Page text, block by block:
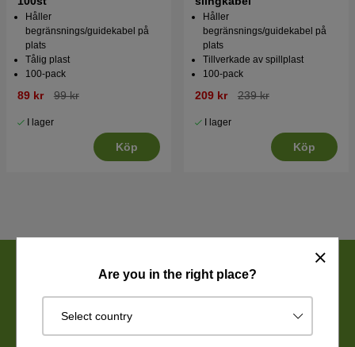
Are you in the right place?
Select country
Håller
begränsnings/guidekabel på
plats
Tålig plast
100-pack
89 kr 99 kr
I lager
Köp
Håller
begränsnings/guidekabel på
plats
Tillverkade av spillplast
100-pack
209 kr 239 kr
I lager
Köp
Gräsklipparbutiken
Entreprenadbutiken
Information